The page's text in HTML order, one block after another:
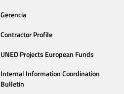
Gerencia
Contractor Profile
UNED Projects European Funds
Internal Information Coordination
Bulletin